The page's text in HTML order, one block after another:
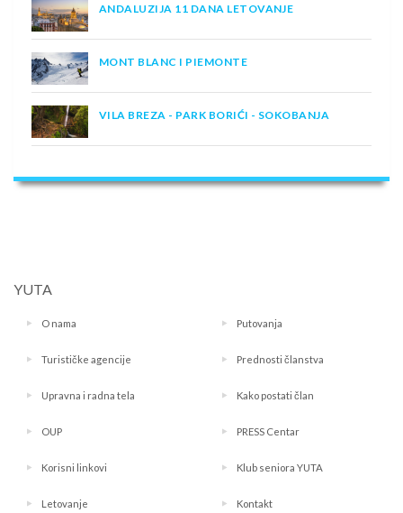
ANDALUZIJA 11 DANA LETOVANJE
MONT BLANC I PIEMONTE
VILA BREZA - PARK BORIĆI - SOKOBANJA
YUTA
O nama Putovanja
Turističke agencije Prednosti članstva
Upravna i radna tela Kako postati član
OUP PRESS Centar
Korisni linkovi Klub seniora YUTA
Letovanje Kontakt